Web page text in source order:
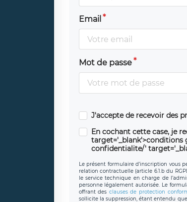
Email
Mot de passe
J'accepte de recevoir des
En cochant cette case, je
target='_blank'>conditions
confidentialite/'
Le présent formulaire d’inscription vous
relation contractuelle (article 6.1.b du
le service technique en charge de
personne légalement autorisée. Le
offrant des clauses de protection
sollicite la suppression, étant entendu